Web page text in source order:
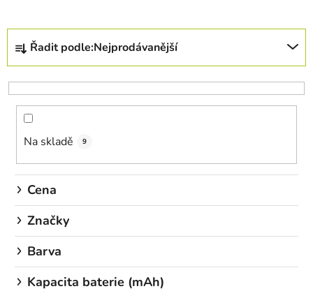
Ř
z
e
o
d
k
ů
Řadit podle:Nejprodávanější
Na skladě 9
Cena
Značky
Barva
Kapacita baterie (mAh)